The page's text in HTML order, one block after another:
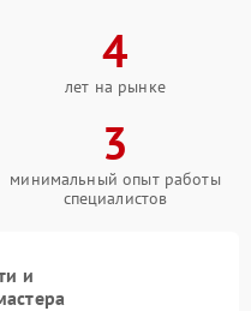
4
лет на рынке
3
минимальный опыт работы
специалистов
и